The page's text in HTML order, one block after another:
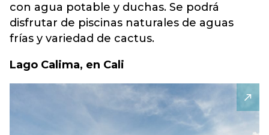
con agua potable y duchas. Se podrá
disfrutar de piscinas naturales de aguas
frías y variedad de cactus.
Lago Calima, en Cali